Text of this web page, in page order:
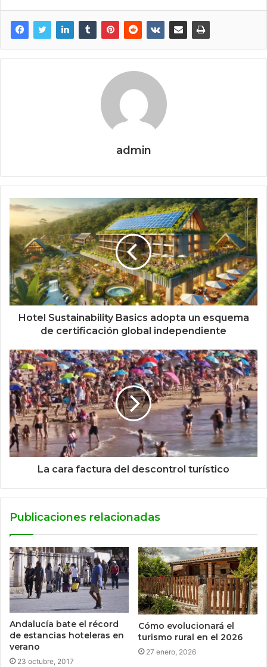
admin
Hotel Sustainability Basics adopta un esquema
de certificación global independiente
La cara factura del descontrol turístico
Publicaciones relacionadas
Andalucía bate el récord
de estancias hoteleras en
verano
23 octubre, 2017
Cómo evolucionará el
turismo rural en el 2026
27 enero, 2026